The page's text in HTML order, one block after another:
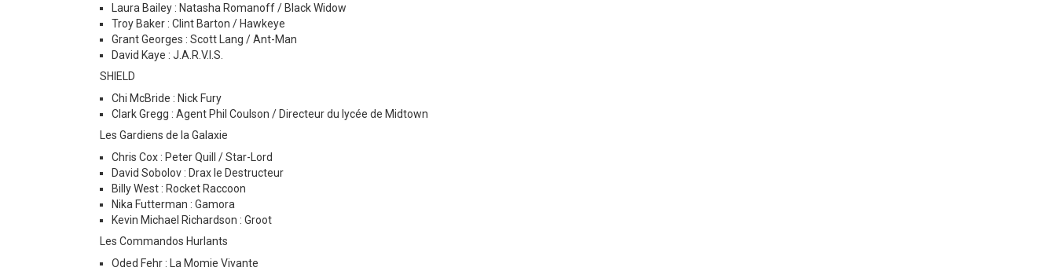
Laura Bailey : Natasha Romanoff / Black Widow
Troy Baker : Clint Barton / Hawkeye
Grant Georges : Scott Lang / Ant-Man
David Kaye : J.A.R.V.I.S.
SHIELD
Chi McBride : Nick Fury
Clark Gregg : Agent Phil Coulson / Directeur du lycée de Midtown
Les Gardiens de la Galaxie
Chris Cox : Peter Quill / Star-Lord
David Sobolov : Drax le Destructeur
Billy West : Rocket Raccoon
Nika Futterman : Gamora
Kevin Michael Richardson : Groot
Les Commandos Hurlants
Oded Fehr : La Momie Vivante